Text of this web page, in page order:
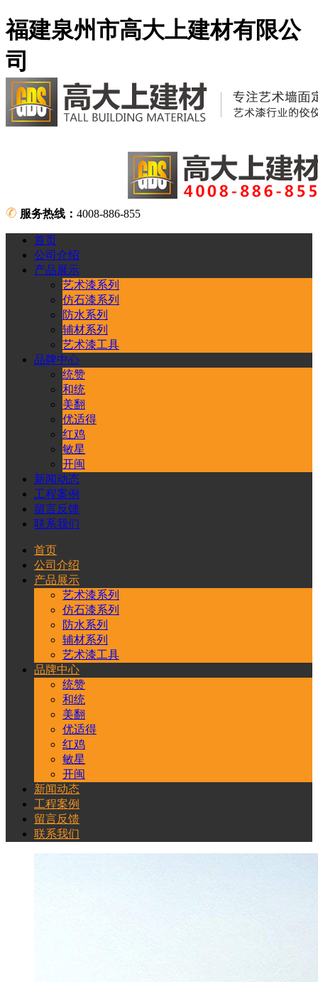
福建泉州市高大上建材有限公
司
服务热线： 4008-886-855
首页
公司介绍
产品展示
艺术漆系列
仿石漆系列
防水系列
辅材系列
艺术漆工具
品牌中心
统赞
和统
美翻
优适得
红鸡
敏星
开闽
新闻动态
工程案例
留言反馈
联系我们
首页
公司介绍
产品展示
艺术漆系列
仿石漆系列
防水系列
辅材系列
艺术漆工具
品牌中心
统赞
和统
美翻
优适得
红鸡
敏星
开闽
新闻动态
工程案例
留言反馈
联系我们